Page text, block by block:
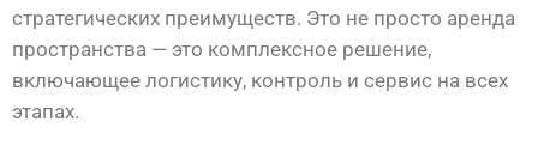
стратегических преимуществ. Это не просто аренда
пространства — это комплексное решение,
включающее логистику, контроль и сервис на всех
этапах.